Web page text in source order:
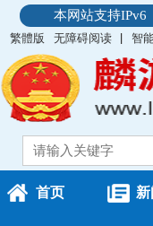
本网站支持IPv6
繁體版 无障碍阅读 智
首页 新